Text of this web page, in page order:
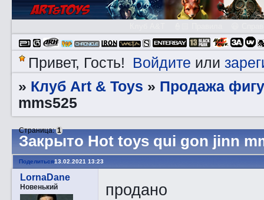
Привет, Гость! Войдите или
» Клуб Art & Toys » Продажа
mms525
Закрыто Hot toys qui gon jinn
Страница:1
Поделиться13.02.2021 13:23
LornaDane
Новенький
продано